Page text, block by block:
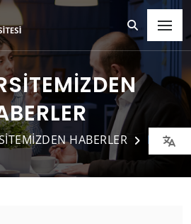
HABERLER Detay